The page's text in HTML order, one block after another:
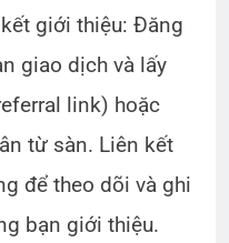
giới thiệu: Đăng
giao dịch và lấy
link) hoặc
từ sàn. Liên kết
để theo dõi và ghi
bạn giới thiệu.